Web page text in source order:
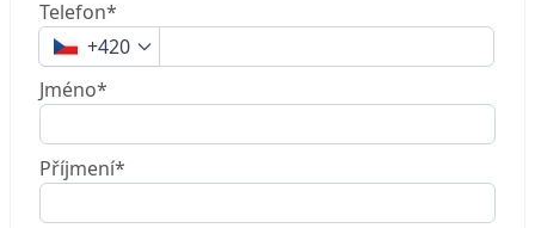
Telefon*
+420
Jméno*
Příjmení*